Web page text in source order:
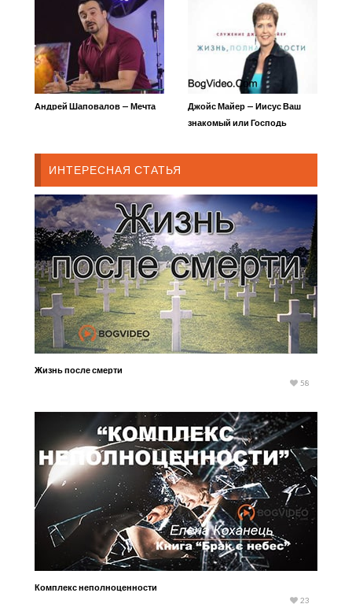
Андрей Шаповалов — Мечта
Джойс Майер — Иисус Ваш
знакомый или Господь
ИНТЕРЕСНАЯ СТАТЬЯ
Жизнь после смерти
58
Комплекс неполноценности
23